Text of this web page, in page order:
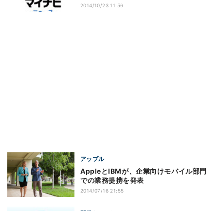
2014/10/23 11:56
アップル
AppleとIBMが、企業向けモバイル部門
での業務提携を発表
2014/07/16 21:55